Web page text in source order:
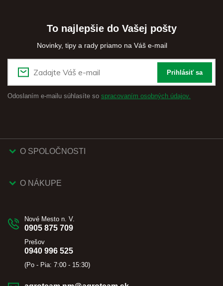
To najlepšie do Vašej pošty
Novinky, tipy a rady priamo na Váš e-mail
Prihlásiť sa
Odoslaním e-mailu súhlasíte so spracovaním osobných údajov.
O SPOLOČNOSTI
O NÁKUPE
Nové Mesto n. V.
0905 875 709
Prešov
0940 996 525
(Po - Pia: 7:00 - 15:30)